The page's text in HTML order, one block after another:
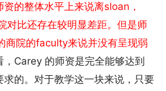
的整体水平上来说离sloan，
对比还存在较明显差距。但是师
商院的faculty来说并没有呈现弱
，Carey 的师资是完全能够达到
求的。对于教学这一块来说，只要